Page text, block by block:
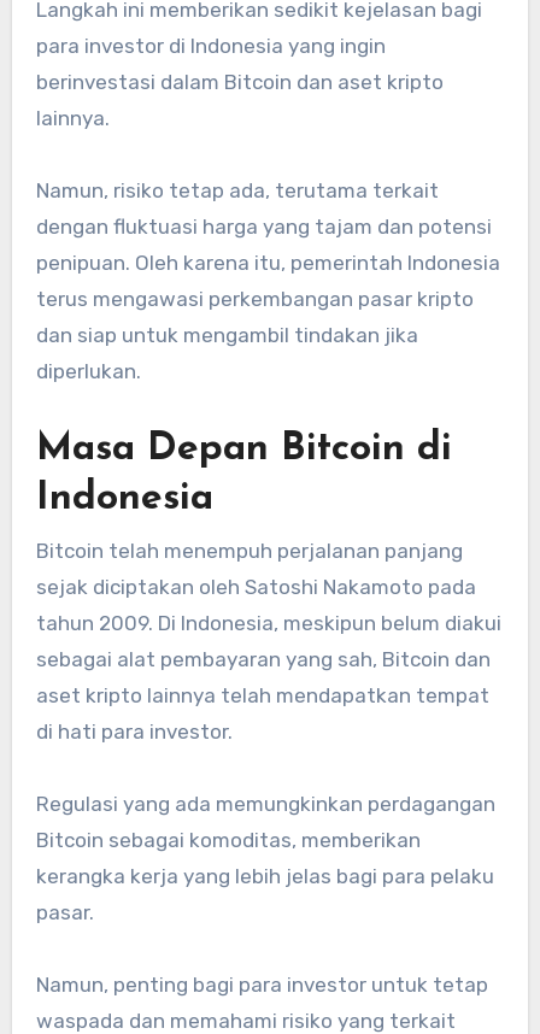
Langkah ini memberikan sedikit kejelasan bagi
para investor di Indonesia yang ingin
berinvestasi dalam Bitcoin dan aset kripto
lainnya.
Namun, risiko tetap ada, terutama terkait
dengan fluktuasi harga yang tajam dan potensi
penipuan. Oleh karena itu, pemerintah Indonesia
terus mengawasi perkembangan pasar kripto
dan siap untuk mengambil tindakan jika
diperlukan.
Masa Depan Bitcoin di
Indonesia
Bitcoin telah menempuh perjalanan panjang
sejak diciptakan oleh Satoshi Nakamoto pada
tahun 2009. Di Indonesia, meskipun belum diakui
sebagai alat pembayaran yang sah, Bitcoin dan
aset kripto lainnya telah mendapatkan tempat
di hati para investor.
Regulasi yang ada memungkinkan perdagangan
Bitcoin sebagai komoditas, memberikan
kerangka kerja yang lebih jelas bagi para pelaku
pasar.
Namun, penting bagi para investor untuk tetap
waspada dan memahami risiko yang terkait